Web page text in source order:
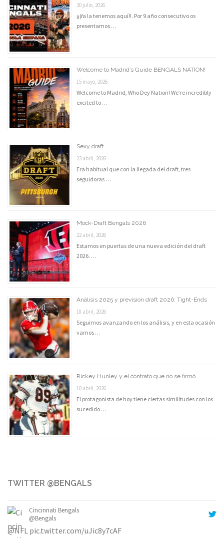
30 julio, 2026
¡¡¡Ya la tenemos aquí!!. Por 9 año consecutivo os
presentamos …
Welcome to Madrid’s Guide BENGALS NATION!
15 mayo, 2026
Welcome to Madrid, Who Dey Nation! We’re incredibly
excited to …
Sexy draft
23 abril, 2026
Era habitual que con la llegada del draft, tres
seguidoras …
Mock-Draft Bengals 2026
22 abril, 2026
Estamos en puertas de una nueva edición del draft
2026. …
Análisis 2025 y previsión draft 2026: Tight-Ends
18 abril, 2026
Seguimos avanzando en los análisis, y en esta ocasión
vamos …
Rickey Hunley y el contrato que no se firmó.
10 abril, 2026
El protagonista de hoy tiene ciertas similitudes con los
sucedido …
TWITTER @BENGALS
Cincinnati Bengals
@Bengals
@NFL pic.twitter.com/uJic8y7cAF